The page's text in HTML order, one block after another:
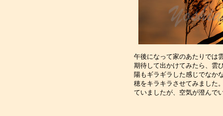
午後になって家のあたりでは
期待して出かけてみたら、雲
陽もギラギラした感じでなか
穂をキラキラさせてみました